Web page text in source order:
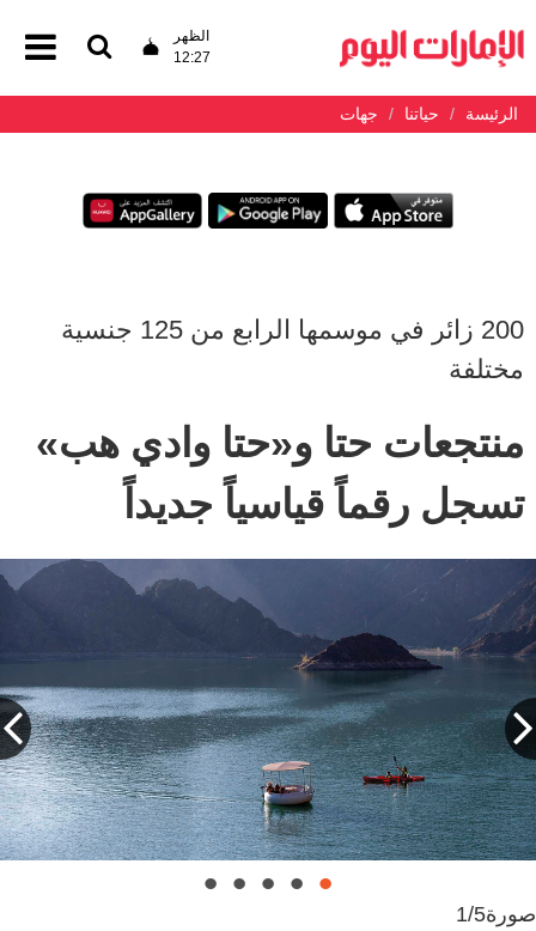
الظهر
12:27
الرئيسة حياتنا جهات
200 زائر في موسمها الرابع من 125 جنسية
مختلفة
منتجعات حتا و«حتا وادي هب»
تسجل رقماً قياسياً جديداً
صورة1/5